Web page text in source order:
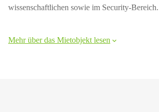
wissenschaftlichen sowie im Security-Bereich.
Mehr über das Mietobjekt lesen